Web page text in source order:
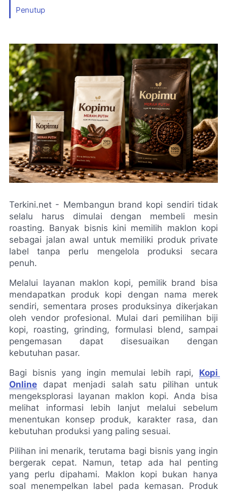
Penutup
Terkini.net - Membangun brand kopi sendiri tidak
selalu harus dimulai dengan membeli mesin
roasting. Banyak bisnis kini memilih maklon kopi
sebagai jalan awal untuk memiliki produk private
label tanpa perlu mengelola produksi secara
penuh.
Melalui layanan maklon kopi, pemilik brand bisa
mendapatkan produk kopi dengan nama merek
sendiri, sementara proses produksinya dikerjakan
oleh vendor profesional. Mulai dari pemilihan biji
kopi, roasting, grinding, formulasi blend, sampai
pengemasan dapat disesuaikan dengan
kebutuhan pasar.
Bagi bisnis yang ingin memulai lebih rapi, Kopi
Online dapat menjadi salah satu pilihan untuk
mengeksplorasi layanan maklon kopi. Anda bisa
melihat informasi lebih lanjut melalui sebelum
menentukan konsep produk, karakter rasa, dan
kebutuhan produksi yang paling sesuai.
Pilihan ini menarik, terutama bagi bisnis yang ingin
bergerak cepat. Namun, tetap ada hal penting
yang perlu dipahami. Maklon kopi bukan hanya
soal menempelkan label pada kemasan. Produk